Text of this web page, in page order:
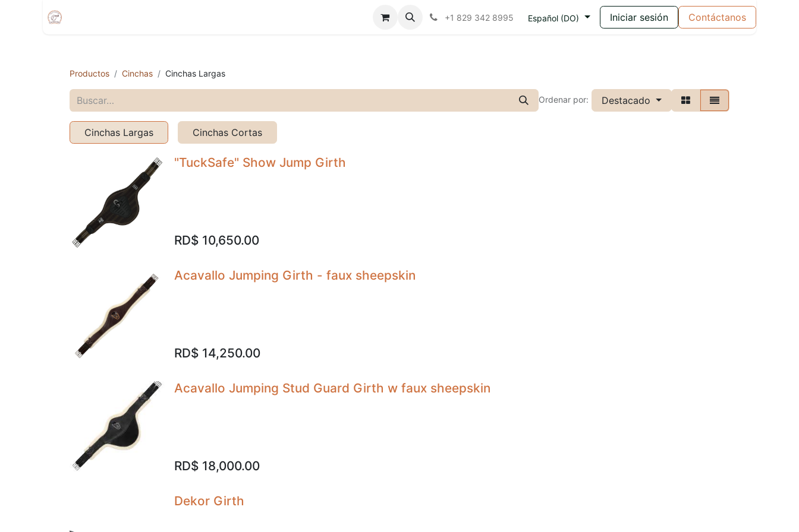
+1 829 342 8995 Español (DO) Iniciar sesión Contáctanos
Productos Cinchas Cinchas Largas
Ordenar por: Destacado
Cinchas Largas Cinchas Cortas
"TuckSafe" Show Jump Girth
RD$ 10,650.00
Acavallo Jumping Girth - faux sheepskin
RD$ 14,250.00
Acavallo Jumping Stud Guard Girth w faux sheepskin
RD$ 18,000.00
Dekor Girth